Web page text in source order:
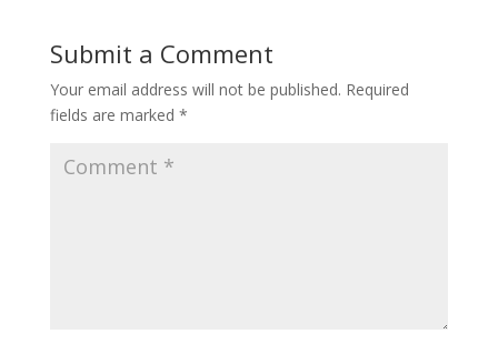
Submit a Comment
Your email address will not be published. Required
fields are marked *